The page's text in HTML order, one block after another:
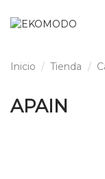
Inicio Tienda
APAIN